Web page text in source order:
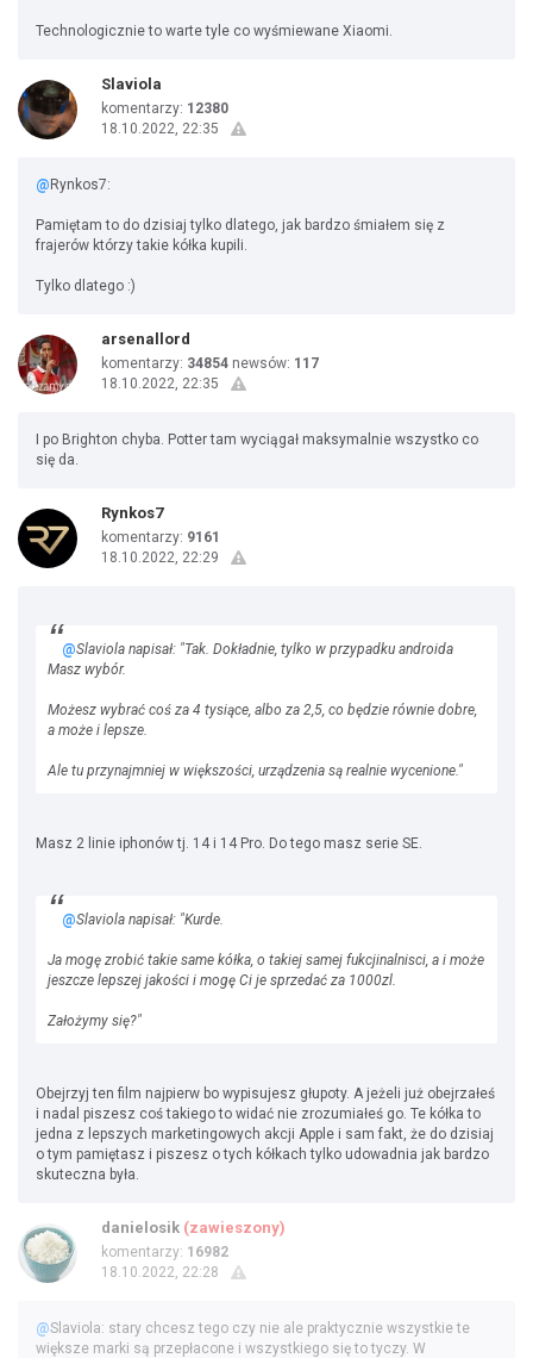
Technologicznie to warte tyle co wyśmiewane Xiaomi.
Slaviola
komentarzy: 12380
18.10.2022, 22:35
@ Rynkos7:
Pamiętam to do dzisiaj tylko dlatego, jak bardzo śmiałem się z
frajerów którzy takie kółka kupili.
Tylko dlatego :)
arsenallord
komentarzy: 34854 newsów: 117
18.10.2022, 22:35
I po Brighton chyba. Potter tam wyciągał maksymalnie wszystko co
się da.
Rynkos7
komentarzy: 9161
18.10.2022, 22:29
@Slaviola napisał: "Tak. Dokładnie, tylko w przypadku androida
Masz wybór.
Możesz wybrać coś za 4 tysiące, albo za 2,5, co będzie równie dobre,
a może i lepsze.
Ale tu przynajmniej w większości, urządzenia są realnie wycenione."
Masz 2 linie iphonów tj. 14 i 14 Pro. Do tego masz serie SE.
@Slaviola napisał: "Kurde.
Ja mogę zrobić takie same kółka, o takiej samej fukcjinalnisci, a i może
jeszcze lepszej jakości i mogę Ci je sprzedać za 1000zl.
Założymy się?"
Obejrzyj ten film najpierw bo wypisujesz głupoty. A jeżeli już obejrzałeś
i nadal piszesz coś takiego to widać nie zrozumiałeś go. Te kółka to
jedna z lepszych marketingowych akcji Apple i sam fakt, że do dzisiaj
o tym pamiętasz i piszesz o tych kółkach tylko udowadnia jak bardzo
skuteczna była.
danielosik (zawieszony)
komentarzy: 16982
18.10.2022, 22:28
@Slaviola: stary chcesz tego czy nie ale praktycznie wszystkie te
większe marki są przepłacone i wszystkiego się to tyczy. W